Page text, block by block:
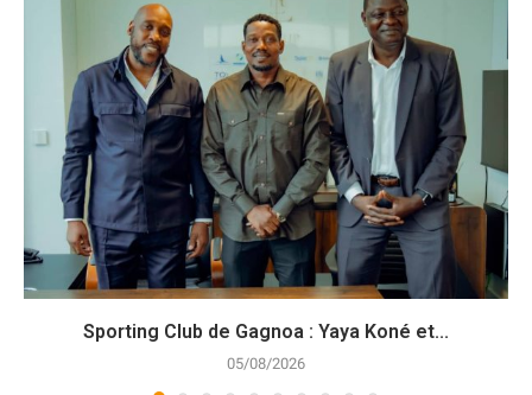
Sporting Club de Gagnoa : Yaya Koné et...
05/08/2026